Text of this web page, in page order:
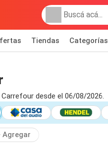
Tiendas Categorías
desde el 06/08/2026.
Agregar